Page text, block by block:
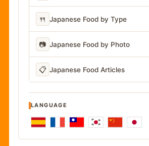
🍴 Japanese Food by Type
📷 Japanese Food by Photo
📋 Japanese Food Articles
LANGUAGE